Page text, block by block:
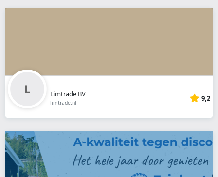
Limtrade BV
limtrade.nl 9,2